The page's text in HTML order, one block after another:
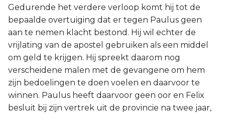
Gedurende het verdere verloop komt hij tot de
bepaalde overtuiging dat er tegen Paulus geen
aan te nemen klacht bestond. Hij wil echter de
vrijlating van de apostel gebruiken als een middel
om geld te krijgen. Hij spreekt daarom nog
verscheidene malen met de gevangene om hem
zijn bedoelingen te doen voelen en daarvoor te
winnen. Paulus heeft daarvoor geen oor en Felix
besluit bij zijn vertrek uit de provincie na twee jaar,